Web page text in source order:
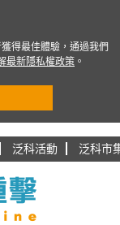
泛科活動 泛科市
得最佳體驗，通過我們
最新隱私權政策 。